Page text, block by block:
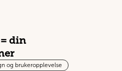
din
og brukeropplevelse